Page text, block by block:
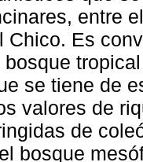
entre
Chico. Es
se tiene de
valores de
de
bosque